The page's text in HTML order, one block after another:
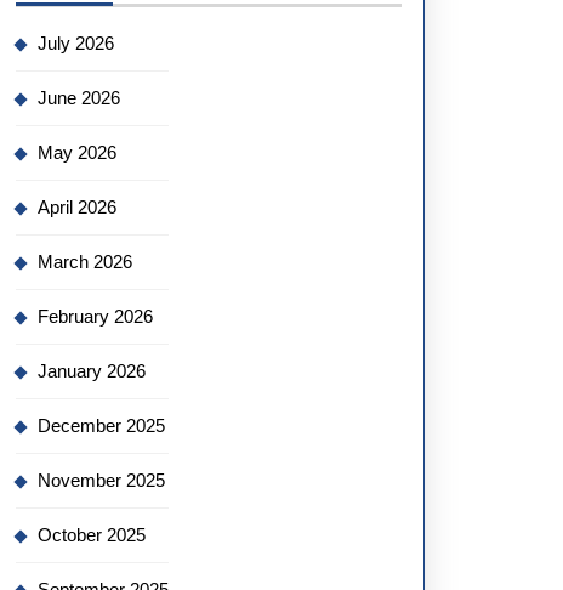
July 2026
June 2026
May 2026
April 2026
March 2026
February 2026
January 2026
December 2025
November 2025
October 2025